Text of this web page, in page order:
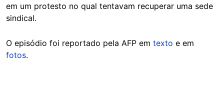
em um protesto no qual tentavam recuperar uma sede
sindical.
O episódio foi reportado pela AFP em texto e em
fotos.